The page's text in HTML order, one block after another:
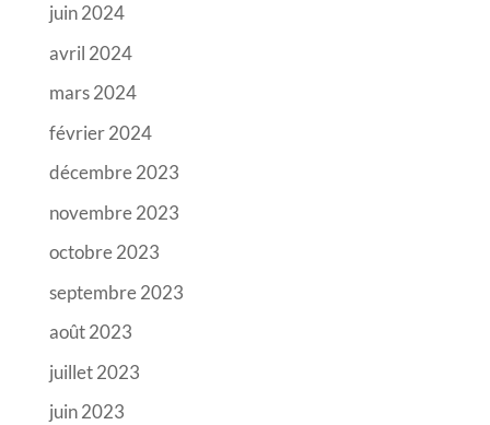
juin 2024
avril 2024
mars 2024
février 2024
décembre 2023
novembre 2023
octobre 2023
septembre 2023
août 2023
juillet 2023
juin 2023